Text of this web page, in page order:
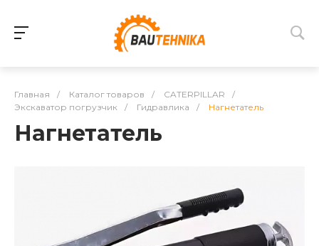
Главная / Каталог товаров / CATERPILLAR
/
Экскаватор погрузчик
/ Гидравлика / Нагнетатель
Нагнетатель